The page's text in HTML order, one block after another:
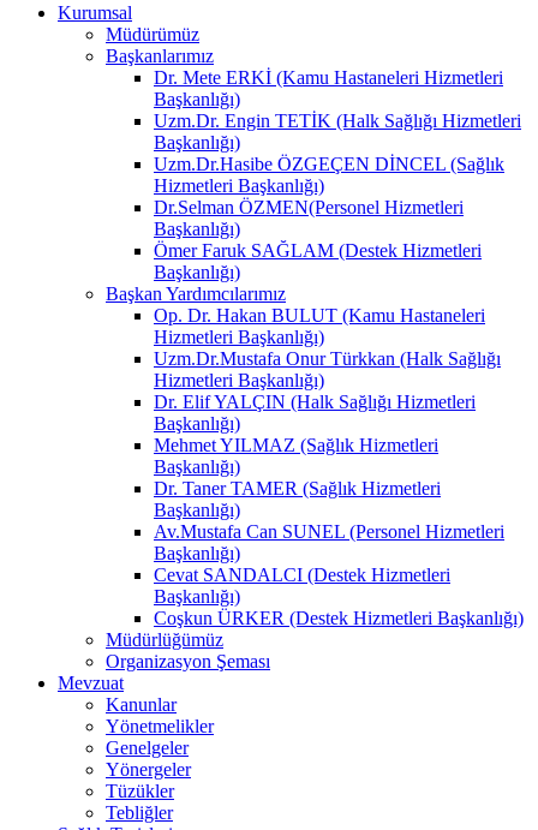
Kurumsal
Müdürümüz
Başkanlarımız
Dr. Mete ERKİ (Kamu Hastaneleri Hizmetleri
Başkanlığı)
Uzm.Dr. Engin TETİK (Halk Sağlığı Hizmetleri
Başkanlığı)
Uzm.Dr.Hasibe ÖZGEÇEN DİNCEL (Sağlık
Hizmetleri Başkanlığı)
Dr.Selman ÖZMEN(Personel Hizmetleri
Başkanlığı)
Ömer Faruk SAĞLAM (Destek Hizmetleri
Başkanlığı)
Başkan Yardımcılarımız
Op. Dr. Hakan BULUT (Kamu Hastaneleri
Hizmetleri Başkanlığı)
Uzm.Dr.Mustafa Onur Türkkan (Halk Sağlığı
Hizmetleri Başkanlığı)
Dr. Elif YALÇIN (Halk Sağlığı Hizmetleri
Başkanlığı)
Mehmet YILMAZ (Sağlık Hizmetleri
Başkanlığı)
Dr. Taner TAMER (Sağlık Hizmetleri
Başkanlığı)
Av.Mustafa Can SUNEL (Personel Hizmetleri
Başkanlığı)
Cevat SANDALCI (Destek Hizmetleri
Başkanlığı)
Coşkun ÜRKER (Destek Hizmetleri Başkanlığı)
Müdürlüğümüz
Organizasyon Şeması
Mevzuat
Kanunlar
Yönetmelikler
Genelgeler
Yönergeler
Tüzükler
Tebliğler